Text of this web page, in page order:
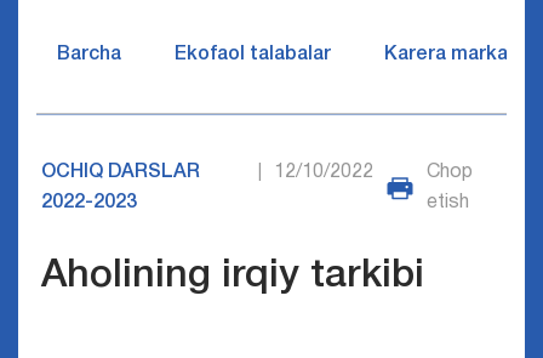
Barcha Ekofaol talabalar Karera markazi
OCHIQ DARSLAR
2022-2023
12/10/2022
Chop
etish
Aholining irqiy tarkibi